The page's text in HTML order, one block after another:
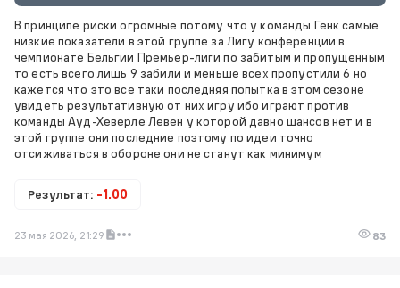
В принципе риски огромные потому что у команды Генк самые
низкие показатели в этой группе за Лигу конференции в
чемпионате Бельгии Премьер-лиги по забитым и пропущенным
то есть всего лишь 9 забили и меньше всех пропустили 6 но
кажется что это все таки последняя попытка в этом сезоне
увидеть результативную от них игру ибо играют против
команды Ауд-Хеверле Левен у которой давно шансов нет и в
этой группе они последние поэтому по идеи точно
отсиживаться в обороне они не станут как минимум
Результат: -1.00
23 мая 2026, 21:29 83